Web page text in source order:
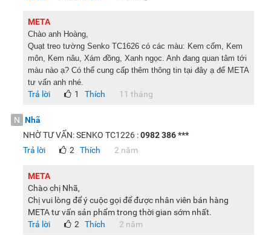
META
Chào anh Hoàng,
Quạt treo tường Senko TC1626 có các màu: Kem cốm, Kem
môn, Kem nâu, Xám đồng, Xanh ngọc. Anh đang quan tâm tới
màu nào ạ? Có thể cung cấp thêm thông tin tại đây ạ để META
tư vấn anh nhé.
Trả lời Thích
1 11 tháng
N Nhã
NHỜ TƯ VẤN: SENKO TC1226 :0982 386 ***
Trả lời
Thích
2 2 năm
META
Chào chị Nhã,
Chị vui lòng để ý cuộc gọi để được nhân viên bán hàng
META tư vấn sản phẩm trong thời gian sớm nhất.
Trả lời
Thích
2 2 năm